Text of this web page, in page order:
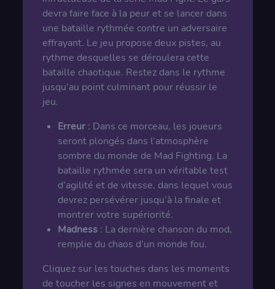
devra faire face à la peur et se lancer dans
une bataille rythmée contre un adversaire
effrayant. Le jeu propose deux pistes, au
rythme desquelles se déroulera cette
bataille chaotique. Restez dans le rythme
jusqu’au point culminant pour réussir le
jeu.
Erreur: Dans ce morceau, les joueurs
seront plongés dans l’atmosphère
sombre du monde de Mad Fighting. La
bataille rythmée sera un véritable test
d’agilité et de vitesse, dans lequel vous
devrez persévérer jusqu’à la finale et
montrer votre supériorité.
Madness: La dernière chanson du mod,
remplie du chaos d’un monde fou.
Cliquez sur les touches dans les moments
de toucher les signes en mouvement et